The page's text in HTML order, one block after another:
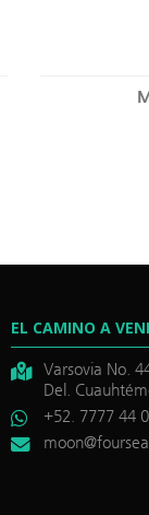
EL CAMINO A
Varsovia No.
Del.
+52. 7777 44